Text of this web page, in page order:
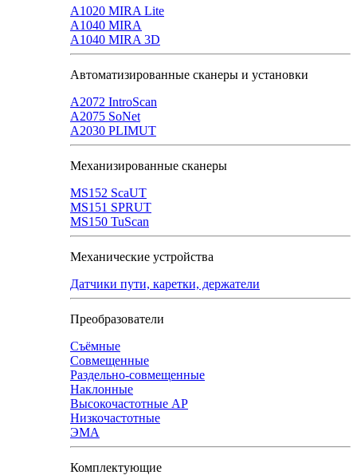
A1020 MIRA Lite
А1040 MIRA
A1040 MIRA 3D
Автоматизированные сканеры и установки
А2072 IntroScan
А2075 SoNet
А2030 PLIMUT
Механизированные сканеры
MS152 SсaUT
MS151 SPRUT
MS150 TuScan
Механические устройства
Датчики пути, каретки, держатели
Преобразователи
Съёмные
Совмещенные
Раздельно-совмещенные
Наклонные
Высокочастотные АР
Низкочастотные
ЭМА
Комплектующие